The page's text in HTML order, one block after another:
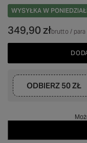
WYSYŁKA W
349,90 złbrutto/ para
ODBIERZ 50 ZŁ